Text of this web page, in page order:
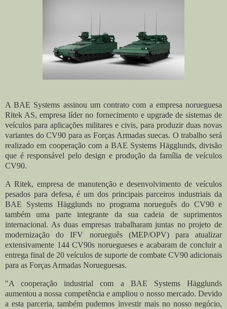
A BAE Systems assinou um contrato com a empresa norueguesa
Ritek AS, empresa líder no fornecimento e upgrade de sistemas de
veículos para aplicações militares e civis, para produzir duas novas
variantes do CV90 para as Forças Armadas suecas. O trabalho será
realizado em cooperação com a BAE Systems Hägglunds, divisão
que é responsável pelo design e produção da família de veículos
CV90.
A Ritek, empresa de manutenção e desenvolvimento de veículos
pesados para defesa, é um dos principais parceiros industriais da
BAE Systems Hägglunds no programa norueguês do CV90 e
também uma parte integrante da sua cadeia de suprimentos
internacional. As duas empresas trabalharam juntas no projeto de
modernização do IFV norueguês (MEP/OPV) para atualizar
extensivamente 144 CV90s noruegueses e acabaram de concluir a
entrega final de 20 veículos de suporte de combate CV90 adicionais
para as Forças Armadas Norueguesas.
"A cooperação industrial com a BAE Systems Hägglunds
aumentou a nossa competência e ampliou o nosso mercado. Devido
a esta parceria, também pudemos investir mais no nosso negócio,